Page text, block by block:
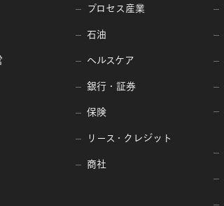
プロセス産業
石油
ヘルスケア
銀行・証券
保険
リース・クレジット
商社